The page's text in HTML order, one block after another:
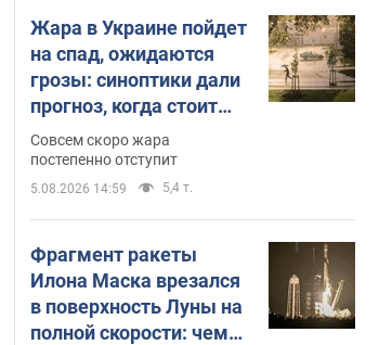
Жара в Украине пойдет
на спад, ожидаются
грозы: синоптики дали
прогноз, когда стоит
ожидать изменения
погоды
Совсем скоро жара
постепенно отступит
5.08.2026 14:59 5,4 т.
Фрагмент ракеты
Илона Маска врезался
в поверхность Луны на
полной скорости: чем